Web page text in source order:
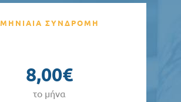
ΜΗΝΙΑΙΑ ΣΥΝΔΡΟΜΗ
8,00€
το μήνα